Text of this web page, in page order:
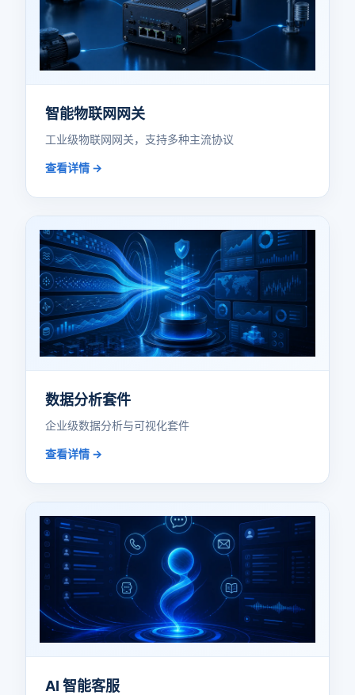
智能物联网网关
工业级物联网网关，支持多种主流协议
查看详情 →
数据分析套件
企业级数据分析与可视化套件
查看详情 →
AI 智能客服